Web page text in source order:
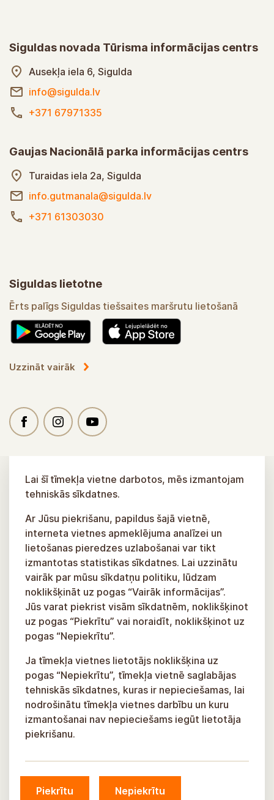
Siguldas novada Tūrisma informācijas centrs
Ausekļa iela 6, Sigulda
info@sigulda.lv
+371 67971335
Gaujas Nacionālā parka informācijas centrs
Turaidas iela 2a, Sigulda
info.gutmanala@sigulda.lv
+371 61303030
Siguldas lietotne
Ērts palīgs Siguldas tiešsaites maršrutu lietošanā
Uzzināt vairāk
Lai šī tīmekļa vietne darbotos, mēs izmantojam
tehniskās sīkdatnes.
Ar Jūsu piekrišanu, papildus šajā vietnē,
interneta vietnes apmeklējuma analīzei un
lietošanas pieredzes uzlabošanai var tikt
izmantotas statistikas sīkdatnes. Lai uzzinātu
vairāk par mūsu sīkdatņu politiku, lūdzam
noklikšķināt uz pogas “Vairāk informācijas”.
Jūs varat piekrist visām sīkdatnēm, noklikšķinot
uz pogas “Piekrītu” vai noraidīt, noklikšķinot uz
pogas “Nepiekrītu”.
Ja tīmekļa vietnes lietotājs noklikšķina uz
pogas “Nepiekrītu”, tīmekļa vietnē saglabājas
tehniskās sīkdatnes, kuras ir nepieciešamas, lai
nodrošinātu tīmekļa vietnes darbību un kuru
izmantošanai nav nepieciešams iegūt lietotāja
piekrišanu.
Piekrītu Nepiekrītu